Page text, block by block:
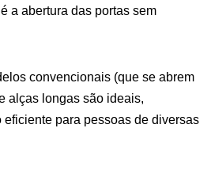
a abertura das portas sem
convencionais (que se abrem
alças longas são ideais,
eficiente para pessoas de diversas